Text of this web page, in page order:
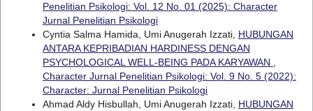
Penelitian Psikologi: Vol. 12 No. 01 (2025): Character
Jurnal Penelitian Psikologi
Cyntia Salma Hamida, Umi Anugerah Izzati, HUBUNGAN
ANTARA KEPRIBADIAN HARDINESS DENGAN
PSYCHOLOGICAL WELL-BEING PADA KARYAWAN ,
Character Jurnal Penelitian Psikologi: Vol. 9 No. 5 (2022):
Character: Jurnal Penelitian Psikologi
Ahmad Aldy Hisbullah, Umi Anugerah Izzati, HUBUNGAN